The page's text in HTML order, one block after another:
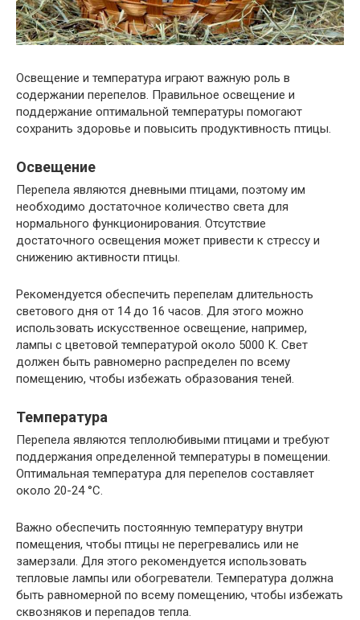
Освещение и температура играют важную роль в
содержании перепелов. Правильное освещение и
поддержание оптимальной температуры помогают
сохранить здоровье и повысить продуктивность птицы.
Освещение
Перепела являются дневными птицами, поэтому им
необходимо достаточное количество света для
нормального функционирования. Отсутствие
достаточного освещения может привести к стрессу и
снижению активности птицы.
Рекомендуется обеспечить перепелам длительность
светового дня от 14 до 16 часов. Для этого можно
использовать искусственное освещение, например,
лампы с цветовой температурой около 5000 К. Свет
должен быть равномерно распределен по всему
помещению, чтобы избежать образования теней.
Температура
Перепела являются теплолюбивыми птицами и требуют
поддержания определенной температуры в помещении.
Оптимальная температура для перепелов составляет
около 20-24 °C.
Важно обеспечить постоянную температуру внутри
помещения, чтобы птицы не перегревались или не
замерзали. Для этого рекомендуется использовать
тепловые лампы или обогреватели. Температура должна
быть равномерной по всему помещению, чтобы избежать
сквозняков и перепадов тепла.